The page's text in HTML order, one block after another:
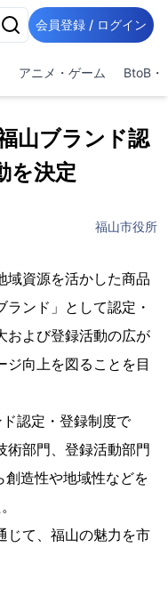
会員登録 / ログイン
アニメ・ゲーム BtoB・
山ブランド認
を決定
福山市役所
域資源を活かした商品
ンド」として認定・
および登録活動の広が
ジ向上を図ることを目
認定・登録制度で
術部門、登録活動部門
造性や地域性などを
じて、福山の魅力を市